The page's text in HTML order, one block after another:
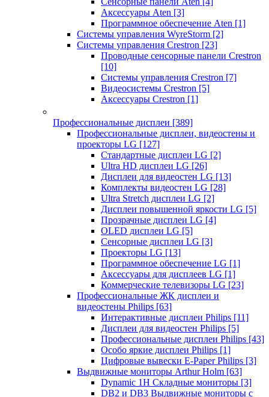
Аксессуары Aten [3]
Программное обеспечение Aten [1]
Системы управления WyreStorm [2]
Системы управления Crestron [23]
Проводные сенсорные панели Crestron
[10]
Системы управления Crestron [7]
Видеосистемы Crestron [5]
Аксессуары Crestron [1]
Профессиональные дисплеи [389]
Профессиональные дисплеи, видеостены и
проекторы LG [127]
Стандартные дисплеи LG [2]
Ultra HD дисплеи LG [26]
Дисплеи для видеостен LG [13]
Комплекты видеостен LG [28]
Ultra Stretch дисплеи LG [2]
Дисплеи повышенной яркости LG [5]
Прозрачные дисплеи LG [4]
OLED дисплеи LG [5]
Сенсорные дисплеи LG [3]
Проекторы LG [13]
Программное обеспечение LG [1]
Аксессуары для дисплеев LG [1]
Коммерческие телевизоры LG [23]
Профессиональные ЖК дисплеи и
видеостены Philips [63]
Интерактивные дисплеи Philips [11]
Дисплеи для видеостен Philips [5]
Профессиональные дисплеи Philips [43]
Особо яркие дисплеи Philips [1]
Цифровые вывески E-Paper Philips [3]
Выдвижные мониторы Arthur Holm [63]
Dynamic 1Н Складные мониторы [3]
DB2 и DB3 Выдвижные мониторы с